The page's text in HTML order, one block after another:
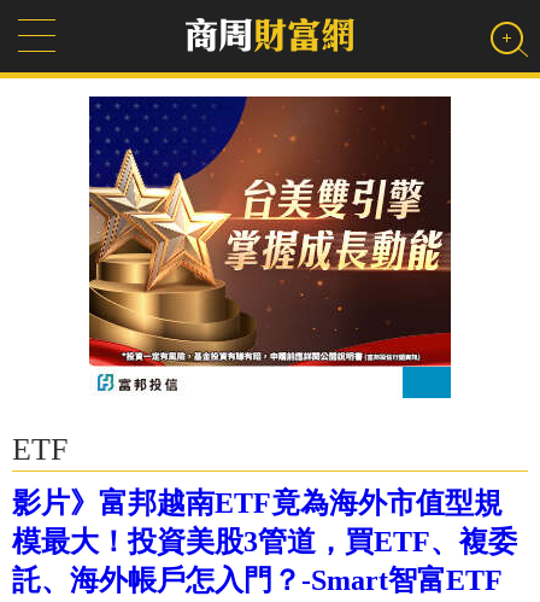
ETF
影片》富邦越南ETF竟為海外市值型規
模最大！投資美股3管道，買ETF、複委
託、海外帳戶怎入門？-Smart智富ETF